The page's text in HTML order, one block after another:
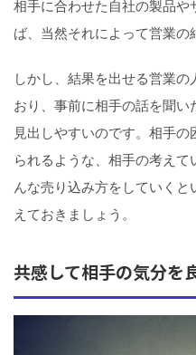
相手に合わせた自社の製品
ば、当然それによって営業の
しかし、結果を出せる営業
おり、事前に相手の話を聞
見出しやすいのです。相手
られるような、相手の考え
んな売り込み方をしていく
えておきましょう。
共感して相手の気分を